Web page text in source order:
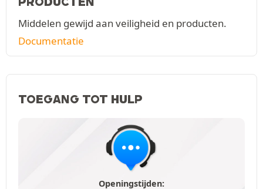
Middelen gewijd aan veiligheid en producten.
Documentatie
TOEGANG TOT HULP
Openingstijden: